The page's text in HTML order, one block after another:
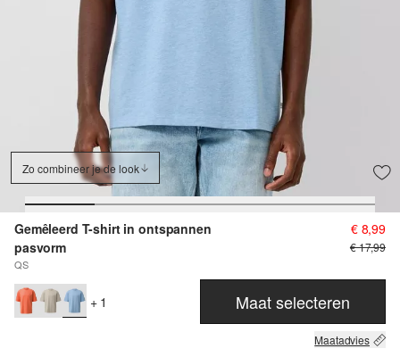
Zo combineer je de look
Gemêleerd T-shirt in ontspannen
pasvorm
QS
€ 8,99
€ 17,99
+ 1 Maat selecteren
Maatadvies